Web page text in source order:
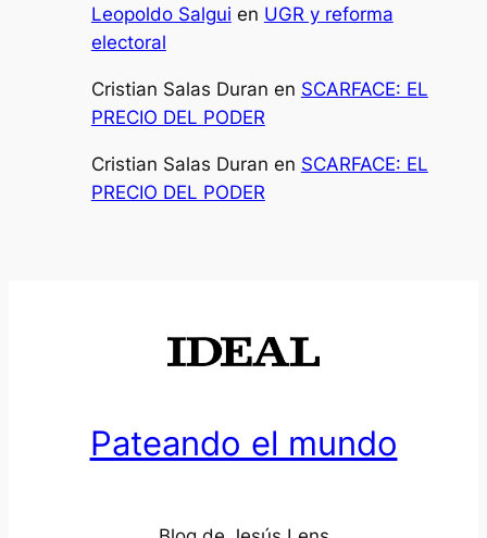
Leopoldo Salgui en UGR y reforma
electoral
Cristian Salas Duran en SCARFACE: EL
PRECIO DEL PODER
Cristian Salas Duran en SCARFACE: EL
PRECIO DEL PODER
Pateando el mundo